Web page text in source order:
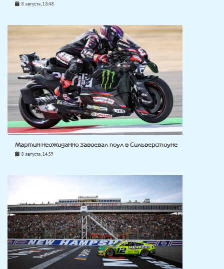
8 августа, 18:48
Мартин неожиданно завоевал поул в Сильверстоуне
8 августа, 14:59